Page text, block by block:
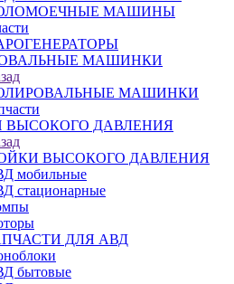
МАШИНЫ
МАШИНКИ
МАШИНКИ
ВЫСОКОГО ДАВЛЕНИЯ
ВЫСОКОГО ДАВЛЕНИЯ
мобильные
стационарные
ДЛЯ АВД
бытовые